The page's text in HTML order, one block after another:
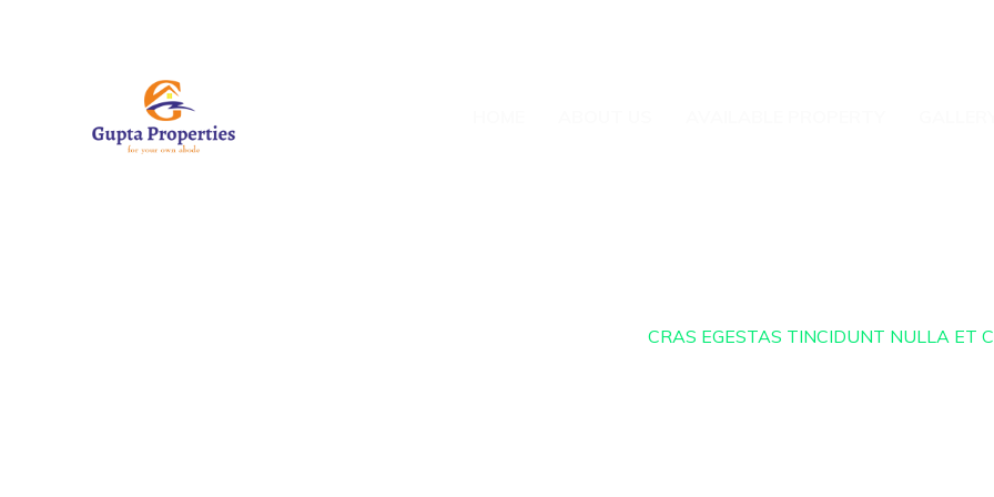
CRAS EGESTAS TINCIDUNT NULLA ET